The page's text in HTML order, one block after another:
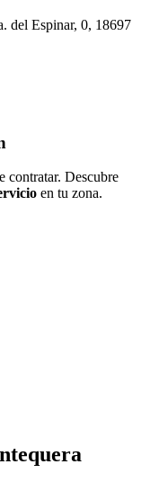
del Espinar, 0, 18697
contratar. Descubre
en tu zona.